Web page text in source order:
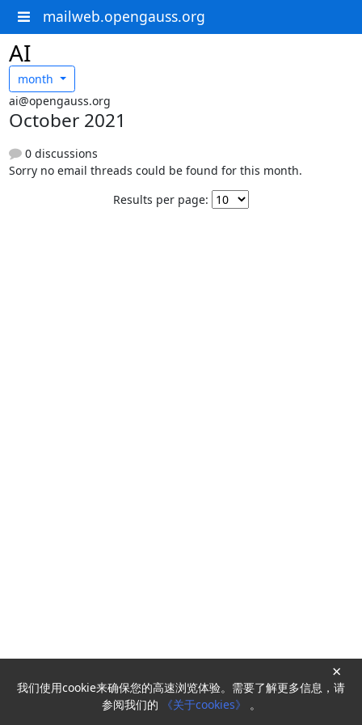
mailweb.opengauss.org
AI
month
ai@opengauss.org
October 2021
0 discussions
Sorry no email threads could be found for this month.
Results per page:
Powered byHyperKitty
我们使用cookie来确保您的高速浏览体验。需要了解更多信息，请
参阅我们的
《关于cookies》 。
×